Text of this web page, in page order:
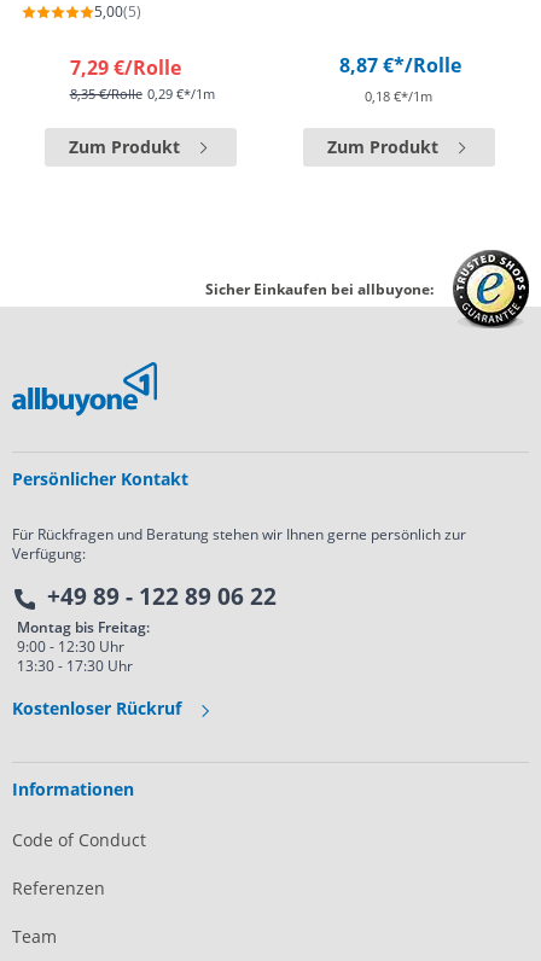
5,00(5)
7,29 €/Rolle
8,35 €/Rolle 0,29 €*/1m
Zum Produkt
8,87 €*/Rolle
0,18 €*/1m
Zum Produkt
Sicher Einkaufen bei allbuyone:
Persönlicher Kontakt
Für Rückfragen und Beratung stehen wir Ihnen gerne persönlich zur
Verfügung:
+49 89 - 122 89 06 22
Montag bis Freitag:
9:00 - 12:30 Uhr
13:30 - 17:30 Uhr
Kostenloser Rückruf
Informationen
Code of Conduct
Referenzen
Team